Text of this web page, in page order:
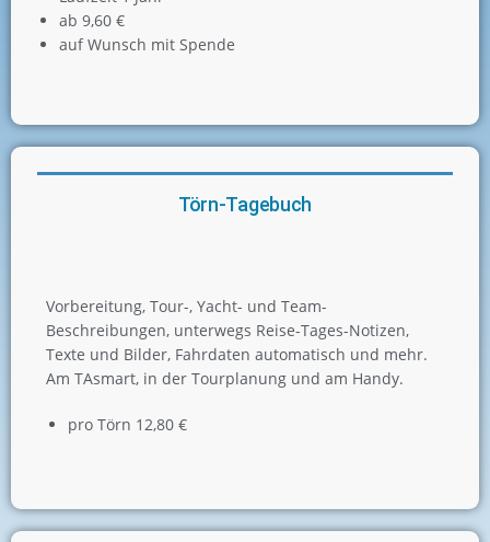
ab 9,60 €
auf Wunsch mit Spende
Törn-Tagebuch
Vorbereitung, Tour-, Yacht- und Team-
Beschreibungen, unterwegs Reise-Tages-Notizen,
Texte und Bilder, Fahrdaten automatisch und mehr.
Am TAsmart, in der Tourplanung und am Handy.
pro Törn 12,80 €